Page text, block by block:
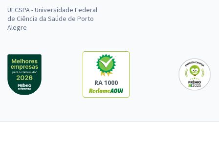
UFCSPA - Universidade Federal
de Ciência da Saúde de Porto
Alegre
RA 1000